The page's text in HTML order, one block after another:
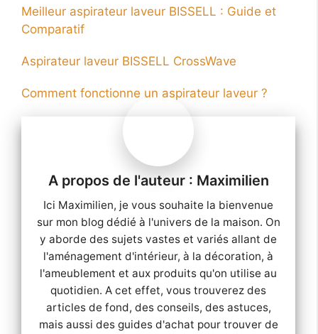
Meilleur aspirateur laveur BISSELL : Guide et
Comparatif
Aspirateur laveur BISSELL CrossWave
Comment fonctionne un aspirateur laveur ?
Maximilien
Ici Maximilien, je vous souhaite la bienvenue
sur mon blog dédié à l'univers de la maison. On
y aborde des sujets vastes et variés allant de
l'aménagement d'intérieur, à la décoration, à
l'ameublement et aux produits qu'on utilise au
quotidien. A cet effet, vous trouverez des
articles de fond, des conseils, des astuces,
mais aussi des guides d'achat pour trouver de